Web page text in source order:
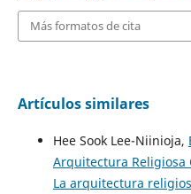
Más formatos de cita
Artículos similares
Hee Sook Lee-Niinioja,
Arquitectura Religiosa
La arquitectura